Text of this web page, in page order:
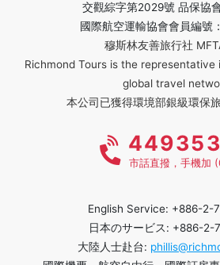
交觀綜字第2029號 品保協
國際航空運輸協會會員編號
穆斯林友善旅行社
Richmond Tours is the representative
global travel
本公司已獲得環境部銀級環保
市話直撥，手機加
English Service: +886-2-
日本のサービス: +886-2-
大陸人士赴台: